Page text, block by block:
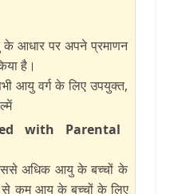
के आधार पर अपने प्रमाणन
है।
आयु वर्ग के लिए उपयुक्त,
with Parental
अधिक आयु के बच्चों के
से कम आयु के बच्चों के लिए